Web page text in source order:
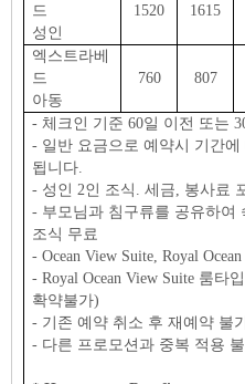
드
성인
1520 1615
엑스트라베
드
아동
760 807
- 체크인 기준 60일 이전 또는
- 일반 요금으로 예약시 기간
됩니다.
- 성인 2인 조식. 세금, 봉사료
- 부모님과 침구류를 공유하여
조식 무료
- Ocean View Suite, Royal
- Royal Ocean View Suite 룸타
확약불가)
- 기존 예약 취소 후 재예약 불
- 다른 프로모션과 중복 적용